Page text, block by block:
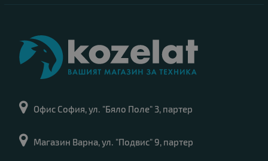
Офис София, ул. "Бяло Поле" 3, партер
Магазин Варна, ул. "Подвис" 9, партер